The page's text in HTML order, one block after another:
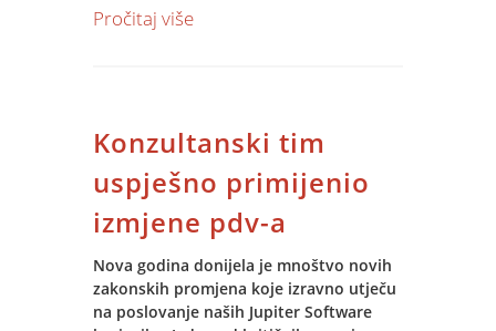
izmjena i tako održali vitalnost njihovih
informacijskih sustava.
korisnicima komunalnih usluga,
Uvođenjem Jupiter Software ERP
modula izvršit će se potpuna integracija
s modulom KOMUNALIS što će
osigurati viši stupanj kvalitete u
tvrtkom.
Pročitaj više
Konzultanski tim
uspješno primijenio
izmjene pdv-a
Nova godina donijela je mnoštvo novih
zakonskih promjena koje izravno utječu
na poslovanje naših Jupiter Software